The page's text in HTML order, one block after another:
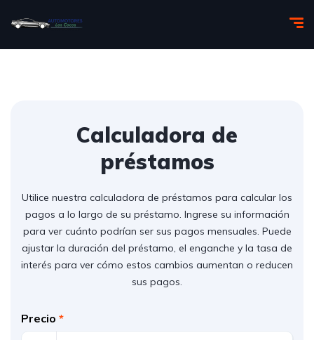
Calculadora de
préstamos
Utilice nuestra calculadora de préstamos para calcular los
pagos a lo largo de su préstamo. Ingrese su información
para ver cuánto podrían ser sus pagos mensuales. Puede
ajustar la duración del préstamo, el enganche y la tasa de
interés para ver cómo estos cambios aumentan o reducen
sus pagos.
Precio *